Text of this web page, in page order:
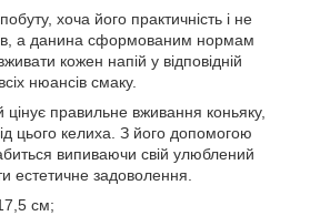
хоча його практичність і не
а данина сформованим нормам
кожен напій у відповідній
нюансів смаку.
цінує правильне вживання коньяку,
цього келиха. З його допомогою
випиваючи свій улюблений
естетичне задоволення.
см;